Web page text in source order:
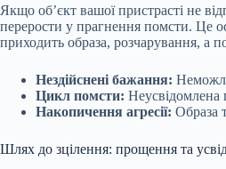
Якщо об’єкт вашої пристрасті не
перерости у прагнення помсти. Це
приходить образа, розчарування, а
Нездійснені бажання:
Цикл помсти: Неусвідомлена
Накопичення агресії: Образа
Шлях до зцілення: прощення та